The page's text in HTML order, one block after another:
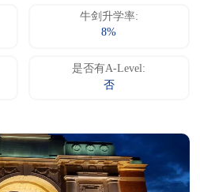
牛剑升学率:
8%
是否有A-Level:
否